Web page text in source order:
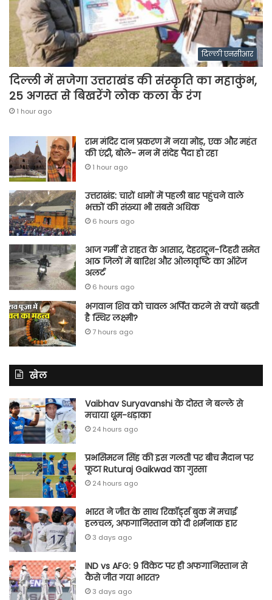
दिल्ली एनसीआर
दिल्ली में सजेगा उत्तराखंड की संस्कृति का महाकुंभ,
25 अगस्त से बिखरेंगे लोक कला के रंग
1 hour ago
राम मंदिर दान प्रकरण में नया मोड़, एक और महंत
की एंट्री, बोले- मन में संदेह पैदा हो रहा
1 hour ago
उत्तराखंड: चारों धामों में पहली बार पहुंचने वाले
भक्तों की संख्या भी सबसे अधिक
6 hours ago
आज गर्मी से राहत के आसार, देहरादून-टिहरी समेत
आठ जिलों में बारिश और ओलावृष्टि का ऑरेंज
अलर्ट
6 hours ago
भगवान शिव को चावल अर्पित करने से क्यों बढ़ती
है स्थिर लक्ष्मी?
7 hours ago
खेल
Vaibhav Suryavanshi के दोस्त ने बल्ले से
मचाया धूम-धड़ाका
24 hours ago
प्रभसिमरन सिंह की इस गलती पर बीच मैदान पर
फूटा Ruturaj Gaikwad का गुस्सा
24 hours ago
भारत ने जीत के साथ रिकॉर्ड्स बुक में मचाई
हलचल, अफगानिस्तान को दी शर्मनाक हार
3 days ago
IND vs AFG: 9 विकेट पर ही अफगानिस्तान से
कैसे जीत गया भारत?
3 days ago